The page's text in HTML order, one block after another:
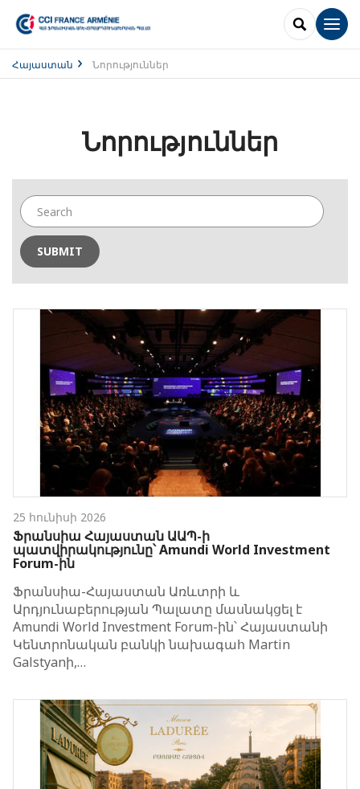
SEARCH
Հայաստան Նորություններ
Նորություններ
25 հունիսի 2026
Ֆրանսիա Հայաստան ԱԱՊ-ի
պատվիրակությունը՝ Amundi World Investment
Forum-ին
Ֆրանսիա-Հայաստան Առևտրի և
Արդյունաբերության Պալատը մասնակցել է
Amundi World Investment Forum-ին՝ Հայաստանի
Կենտրոնական բանկի նախագահ Martin
Galstyanի,…